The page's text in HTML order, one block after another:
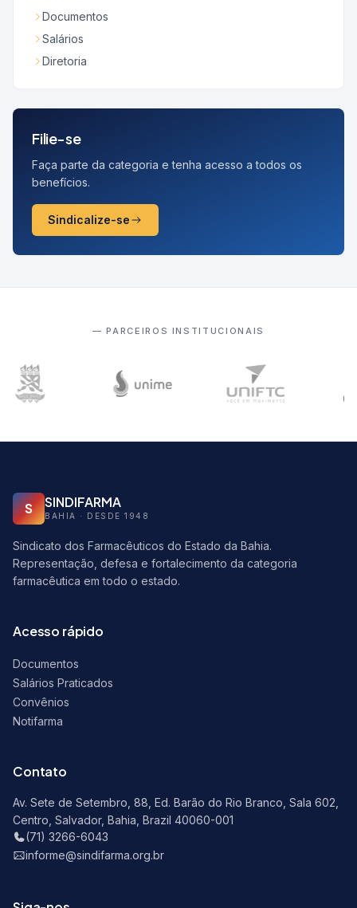
Documentos
Salários
Diretoria
Filie-se
Faça parte da categoria e tenha acesso a todos os
benefícios.
Sindicalize-se
— PARCEIROS INSTITUCIONAIS
S SINDIFARMA
BAHIA · DESDE 1948
Sindicato dos Farmacêuticos do Estado da Bahia.
Representação, defesa e fortalecimento da categoria
farmacêutica em todo o estado.
Acesso rápido
Documentos
Salários Praticados
Convênios
Notifarma
Contato
Av. Sete de Setembro, 88, Ed. Barão do Rio Branco, Sala 602,
Centro, Salvador, Bahia, Brazil 40060-001
(71) 3266-6043
informe@sindifarma.org.br